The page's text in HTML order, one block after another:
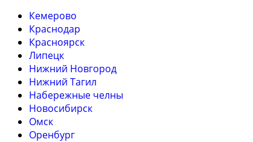
Кемерово
Краснодар
Красноярск
Липецк
Нижний Новгород
Нижний Тагил
Набережные челны
Новосибирск
Омск
Оренбург